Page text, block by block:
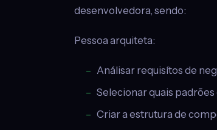
desenvolvedora, sendo:
Pessoa arquiteta:
Análisar requisítos de
Selecionar quais
Criar a estrutura de